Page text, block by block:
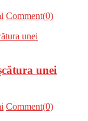
Comment(0)
unei
Comment(0)